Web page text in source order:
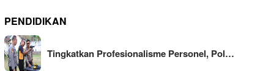
PENDIDIKAN
Tingkatkan Profesionalisme Personel, Pol…